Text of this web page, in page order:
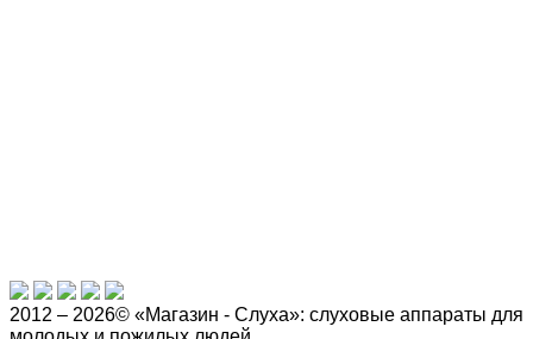
2012 – 2026© «Магазин - Слуха»: слуховые аппараты для